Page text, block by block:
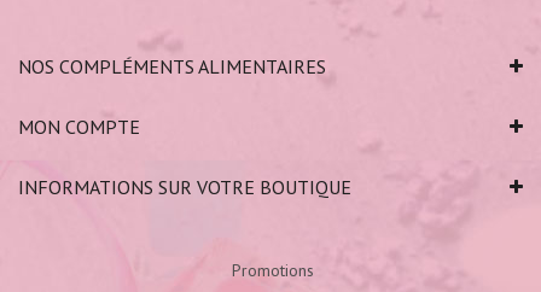
NOS COMPLÉMENTS ALIMENTAIRES
MON COMPTE
INFORMATIONS SUR VOTRE BOUTIQUE
Promotions